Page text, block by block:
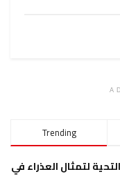
Trending
لتمثال العذراء في